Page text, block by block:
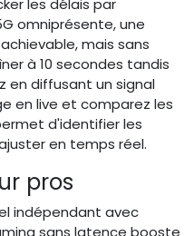
les délais par
omniprésente, une
mais sans
à 10 secondes tandis
en diffusant un signal
en live et comparez les
d'identifier les
en temps réel.
pros
indépendant avec
sans latence booste